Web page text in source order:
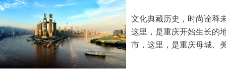
文化典藏历史，时尚诠释
这里，是重庆开始生长的
市，这里，是重庆母城、